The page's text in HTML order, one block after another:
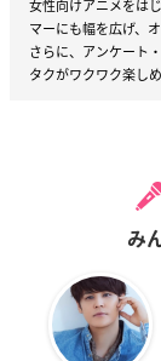
女性向けアニメをは
マーにも幅を広げ、
さらに、アンケート
タクがワクワク楽し
み